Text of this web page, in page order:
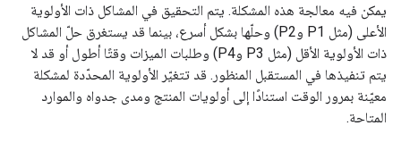
يمكن فيه معالجة هذه المشكلة. يتم التحقيق في المشاكل ذات الأولوية
الأعلى (مثل P1 وP2) وحلّها بشكل أسرع، بينما قد يستغرق حلّ المشاكل
ذات الأولوية الأقل (مثل P3 وP4) وطلبات الميزات وقتًا أطول أو قد لا
يتم تنفيذها في المستقبل المنظور. قد تتغيّر الأولوية المحدّدة لمشكلة
معيّنة بمرور الوقت استنادًا إلى أولويات المنتج ومدى جدواه والموارد
المتاحة.